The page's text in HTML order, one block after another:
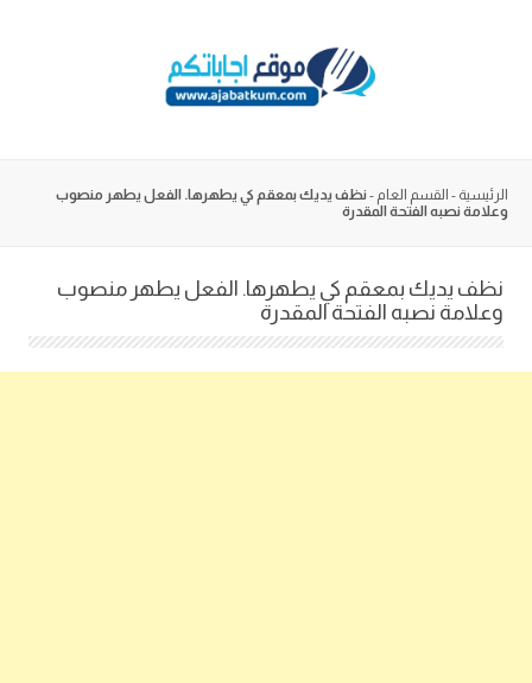
الرئيسية - القسم العام - نظف يديك بمعقم كي يطهرها. الفعل يطهر منصوب
وعلامة نصبه الفتحة المقدرة
نظف يديك بمعقم كي يطهرها. الفعل يطهر منصوب
وعلامة نصبه الفتحة المقدرة